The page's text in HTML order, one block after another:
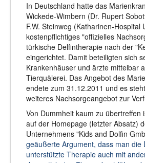
In Deutschland hatte das
Wickede-Wimbern (Dr. Rupert
F.W. Steinweg (Katharinen-Hospital
kostenpflichtiges "offizielles
türkische Delfintherapie nach der
eingerichtet. Damit beteiligten sich
Krankenhäuser und ärzte mittelbar
Tierquälerei. Das Angebot des
endete zum 31.12.2011 und es
weiteres Nachsorgeangebot zur
Von Dummheit kaum zu übertreffen
auf der Homepage (letzter Absatz)
Unternehmens "Kids and Dolfin
geäußerte Argument, dass man die
unterstützte Therapie auch mit